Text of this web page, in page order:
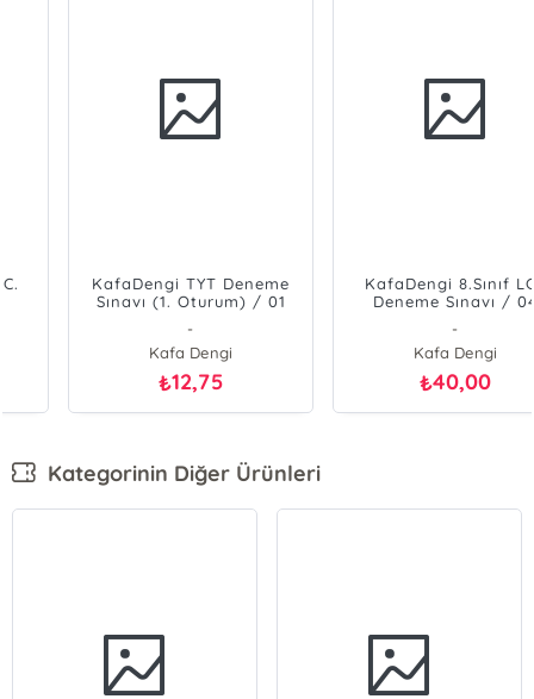
KAFADENGİ 8.Sınıf T.C.
İnkılap Tarihi ve
(Tümü Video Çözümlü)
Kafa Dengi
360,00
KafaDengi TYT Deneme
Sınavı (1. Oturum) / 01
Kafa Dengi
12,75
Kategorinin Diğer Ürünleri